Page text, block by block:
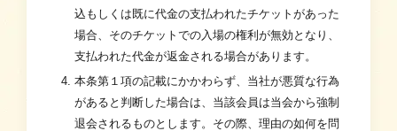
込もしくは既に代金の支払われたチケットがあった
場合、そのチケットでの入場の権利が無効となり、
支払われた代金が返金される場合があります。
本条第１項の記載にかかわらず、当社が悪質な行為
があると判断した場合は、当該会員は当会から強制
退会されるものとします。その際、理由の如何を問